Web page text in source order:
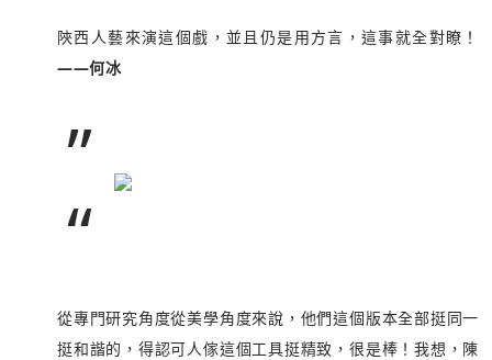
陜西人藝來演這個戲，並且仍是用方言，這事就全對瞭！
——何冰
”
“
從專門研究角度從美學角度來說，他們這個版本全部挺同一
挺和諧的，得認可人傢這個工具挺精致，很是棒！我想，陳